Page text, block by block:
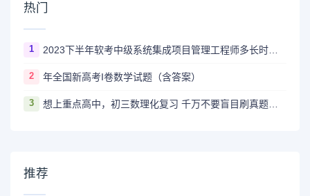
热门
1 2023下半年软考中级系统集成项目管理工程师多长时间出成绩
2 年全国新高考I卷数学试题（含答案）
3 想上重点高中，初三数理化复习 千万不要盲目刷真题卷和模拟卷！
推荐